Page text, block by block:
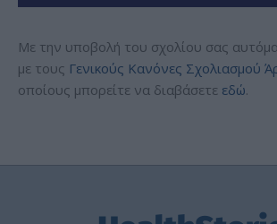
Με την υποβολή του σχολίου σας
με τους Γενικούς Κανόνες Σχολιασμού
οποίους μπορείτε να διαβάσετε εδώ.